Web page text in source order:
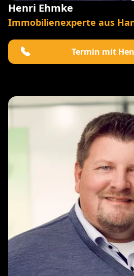
Henri Ehmke
Immobilienexperte aus
Termin mit